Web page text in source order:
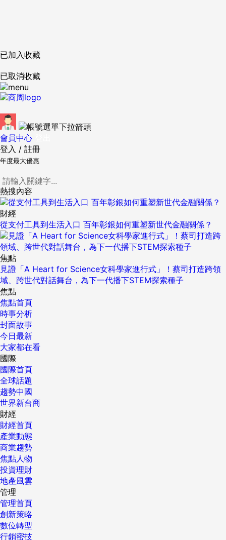
已加入收藏
已取消收藏
會員中心
登入 / 註冊
年度最大優惠
熱搜內容
財經
從支付工具到生活入口 百年彰銀如何重塑新世代金融關係？
焦點
見證「A Heart for Science女科學家進行式」！蔡司打造跨領
域、跨世代對話舞台，為下一代播下STEM探索種子
焦點
焦點首頁
時事分析
封面故事
今日最新
大家都在看
國際
國際首頁
全球話題
趨勢中國
世界新台商
財經
財經首頁
產業動態
商業趨勢
焦點人物
投資理財
地產風雲
管理
管理首頁
創新策略
數位轉型
行銷密技